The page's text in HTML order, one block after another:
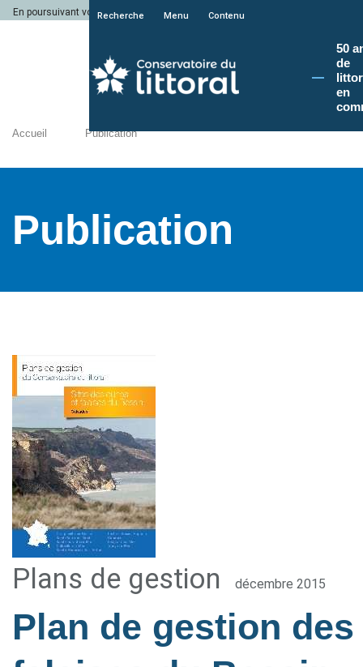
En poursuivant votre navigation sur le site du Conservatoire du littoral, vous
Recherche Menu Contenu
50
de
en
Accueil Publication
Publication
Plans de gestion décembre 2015
Plan de gestion